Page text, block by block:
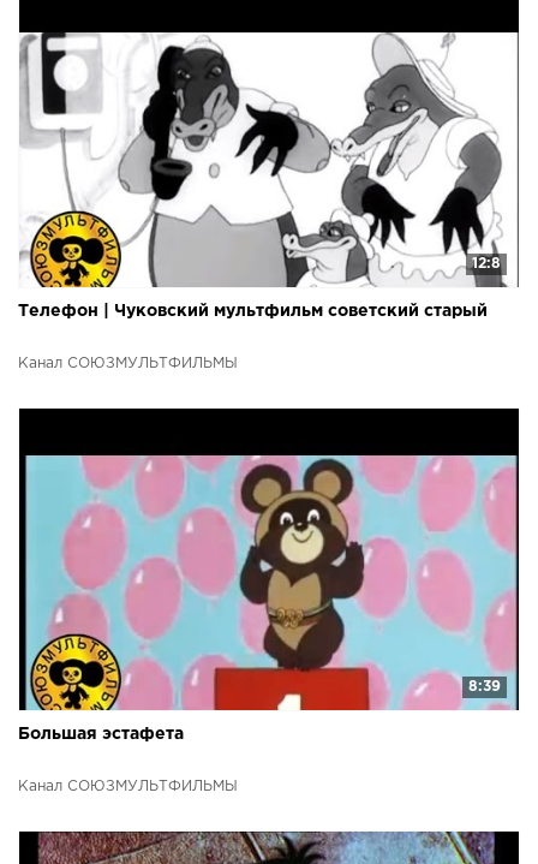
12:8
Телефон | Чуковский мультфильм советский старый
Канал СОЮЗМУЛЬТФИЛЬМЫ
8:39
Большая эстафета
Канал СОЮЗМУЛЬТФИЛЬМЫ